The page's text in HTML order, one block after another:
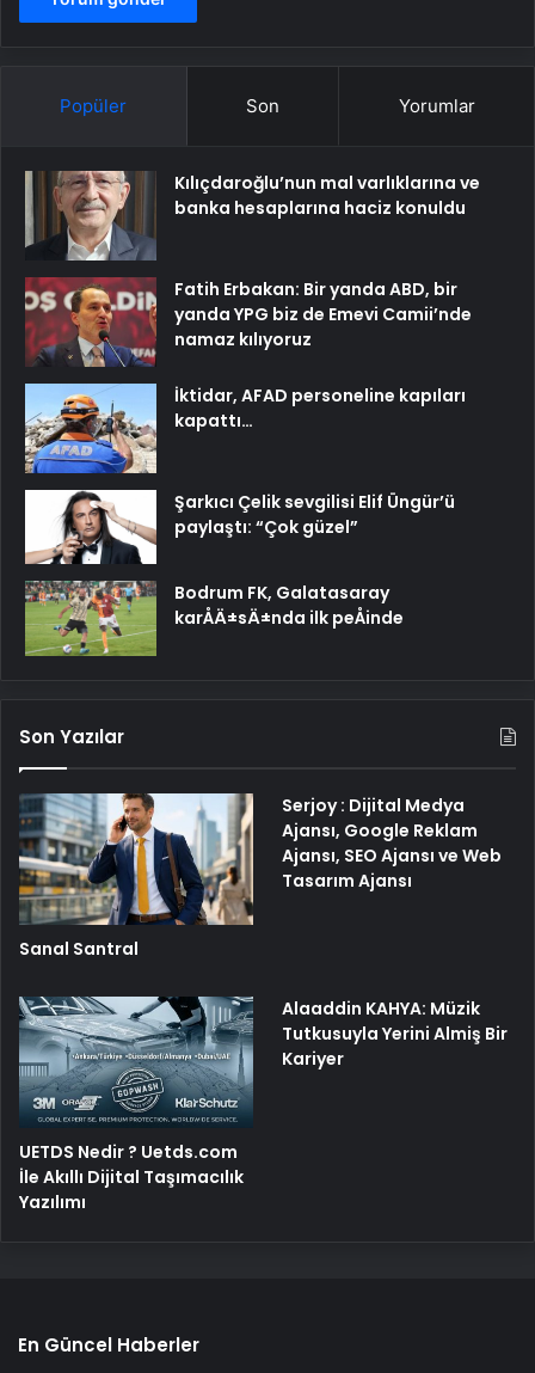
Popüler Son Yorumlar
Kılıçdaroğlu’nun mal varlıklarına ve
banka hesaplarına haciz konuldu
Fatih Erbakan: Bir yanda ABD, bir
yanda YPG biz de Emevi Camii’nde
namaz kılıyoruz
İktidar, AFAD personeline kapıları
kapattı…
Şarkıcı Çelik sevgilisi Elif Üngür’ü
paylaştı: “Çok güzel”
Bodrum FK, Galatasaray
karÅÄ±sÄ±nda ilk peÅinde
Son Yazılar
Sanal Santral
Serjoy : Dijital Medya
Ajansı, Google Reklam
Ajansı, SEO Ajansı ve Web
Tasarım Ajansı
UETDS Nedir ? Uetds.com
İle Akıllı Dijital Taşımacılık
Yazılımı
Alaaddin KAHYA: Müzik
Tutkusuyla Yerini Almiş Bir
Kariyer
En Güncel Haberler